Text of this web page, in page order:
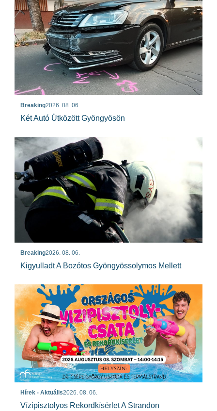
Breaking2026. 08. 06.
Két Autó Ütközött Gyöngyösön
Breaking2026. 08. 06.
Kigyulladt A Bozótos Gyöngyössolymos Mellett
Hírek - Aktuális2026. 08. 06.
Vízipisztolyos Rekordkísérlet A Strandon